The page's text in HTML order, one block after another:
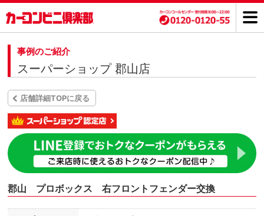
事例のご紹介
スーパーショップ 郡山店
店舗詳細TOPに戻る
郡山 プロボックス 右フロントフェンダー交換